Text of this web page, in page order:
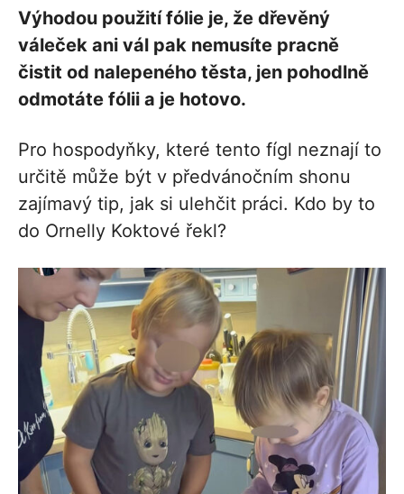
Výhodou použití fólie je, že dřevěný
váleček ani vál pak nemusíte pracně
čistit od nalepeného těsta, jen pohodlně
odmotáte fólii a je hotovo.
Pro hospodyňky, které tento fígl neznají to
určitě může být v předvánočním shonu
zajímavý tip, jak si ulehčit práci. Kdo by to
do Ornelly Koktové řekl?